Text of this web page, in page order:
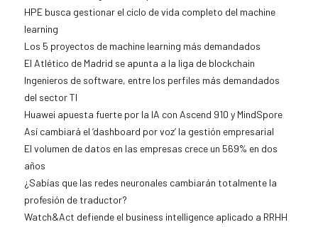
HPE busca gestionar el ciclo de vida completo del machine
learning
Los 5 proyectos de machine learning más demandados
El Atlético de Madrid se apunta a la liga de blockchain
Ingenieros de software, entre los perfiles más demandados
del sector TI
Huawei apuesta fuerte por la IA con Ascend 910 y MindSpore
Así cambiará el ‘dashboard por voz’ la gestión empresarial
El volumen de datos en las empresas crece un 569% en dos
años
¿Sabías que las redes neuronales cambiarán totalmente la
profesión de traductor?
Watch&Act defiende el business intelligence aplicado a RRHH